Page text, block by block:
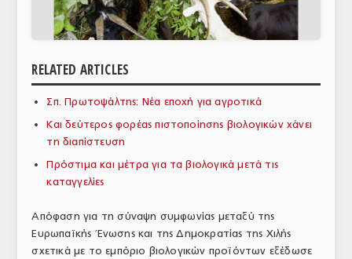
ΘΕΜΑΤΑ
ΕΜΠΟΡΙΚΟΣ ΚΑΤΑΛΟΓΟΣ
ΠΑΡΑΓΩΓΗ & ΕΜΠΟΡΙΑ
ΣΦΑΓΕΙΑ
ΠΡΩΤΕΣ ΥΛΕΣ
ΥΠΗΡΕΣΙΕΣ
RELATED ARTICLES
Σπ. Πρωτοψάλτης: Νέα εποχή για αγροτικά
Και δεύτερος φορέας πιστοποίησης βιολογικών χάνει
τη διαπίστευση
Πρόστιμα και μέτρα για τα βιολογικά μετά τις
καταγγελίες
Απόφαση για τη σύναψη συμφωνίας μεταξύ της
Ευρωπαϊκής Ένωσης και της Δημοκρατίας της Χιλής
σχετικά με το εμπόριο βιολογικών προϊόντων εξέδωσε